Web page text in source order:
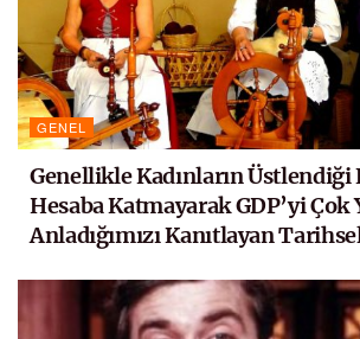
GENEL
Genellikle Kadınların
Hesaba Katmayarak GDP’yi Çok
Anladığımızı Kanıtlayan